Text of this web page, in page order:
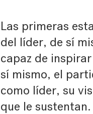
Las primeras
del líder, de sí
capaz de
sí mismo, el
como líder, su
que le sustentan.